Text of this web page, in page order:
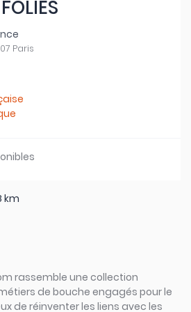
Paris
km
rassemble une collection
de bouche engagés pour le
de réinventer les liens avec les